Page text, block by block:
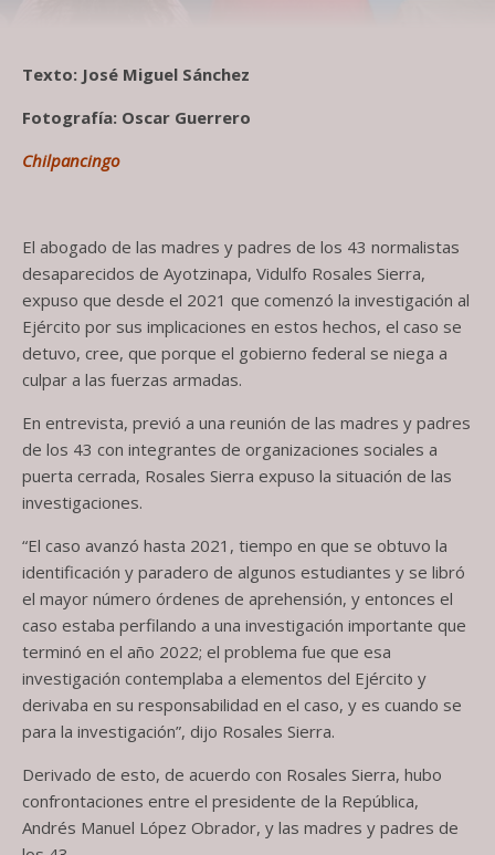
Texto: José Miguel Sánchez
Fotografía: Oscar Guerrero
Chilpancingo
El abogado de las madres y padres de los 43 normalistas
desaparecidos de Ayotzinapa, Vidulfo Rosales Sierra,
expuso que desde el 2021 que comenzó la investigación al
Ejército por sus implicaciones en estos hechos, el caso se
detuvo, cree, que porque el gobierno federal se niega a
culpar a las fuerzas armadas.
En entrevista, previó a una reunión de las madres y padres
de los 43 con integrantes de organizaciones sociales a
puerta cerrada, Rosales Sierra expuso la situación de las
investigaciones.
“El caso avanzó hasta 2021, tiempo en que se obtuvo la
identificación y paradero de algunos estudiantes y se libró
el mayor número órdenes de aprehensión, y entonces el
caso estaba perfilando a una investigación importante que
terminó en el año 2022; el problema fue que esa
investigación contemplaba a elementos del Ejército y
derivaba en su responsabilidad en el caso, y es cuando se
para la investigación”, dijo Rosales Sierra.
Derivado de esto, de acuerdo con Rosales Sierra, hubo
confrontaciones entre el presidente de la República,
Andrés Manuel López Obrador, y las madres y padres de